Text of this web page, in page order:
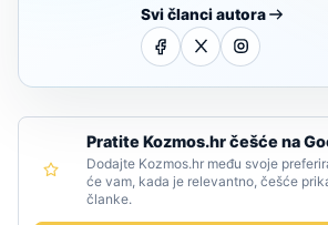
Svi članci autora
Pratite Kozmos.hr češće na
Dodajte Kozmos.hr među svoje
će vam, kada je relevantno, češće
članke.